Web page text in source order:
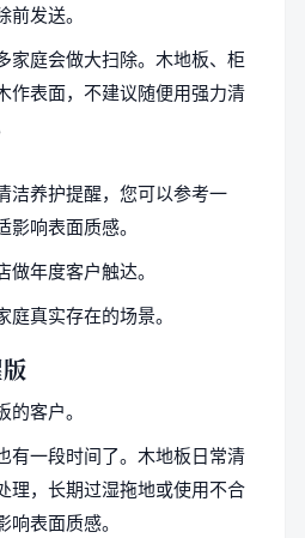
发送。
家庭会做大扫除。木地板、柜
作表面，不建议随便用强力清
洁养护提醒，您可以参考一
响表面质感。
年度客户触达。
真实存在的场景。
客户。
有一段时间了。木地板日常清
理，长期过湿拖地或使用不合
表面质感。